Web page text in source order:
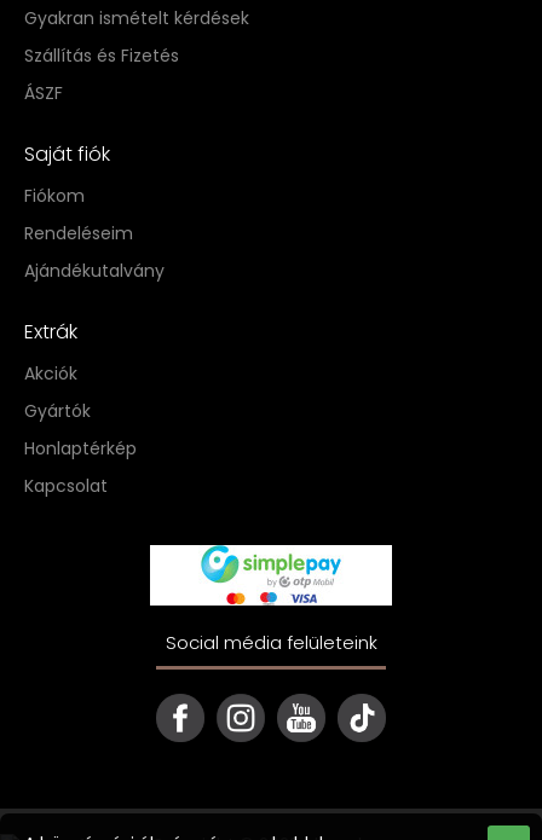
Gyakran ismételt kérdések
Szállítás és Fizetés
ÁSZF
Saját fiók
Fiókom
Rendeléseim
Ajándékutalvány
Extrák
Akciók
Gyártók
Honlaptérkép
Kapcsolat
Social média felületeink